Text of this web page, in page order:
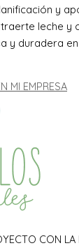
y
leche y
y duradera
MI EMPRESA
CON